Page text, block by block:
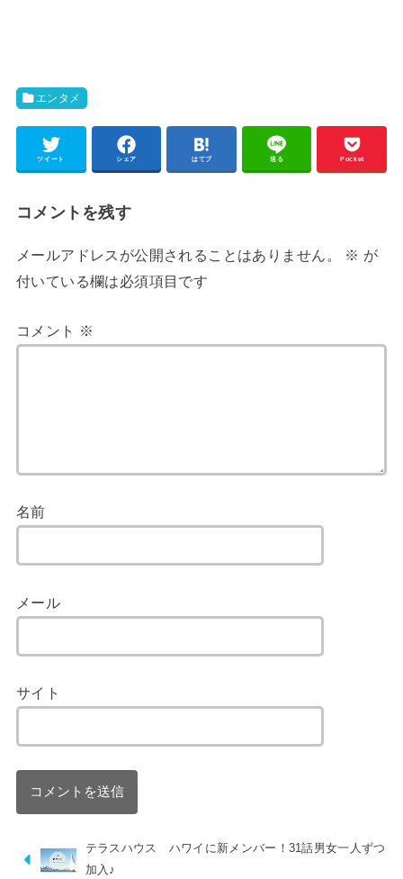
エンタメ
ツイート シェア はてブ 送る Pocket
コメントを残す
メールアドレスが公開されることはありません。 ※ が
付いている欄は必須項目です
コメント ※
名前
メール
サイト
テラスハウス ハワイに新メンバー！31話男女一人ずつ
加入♪